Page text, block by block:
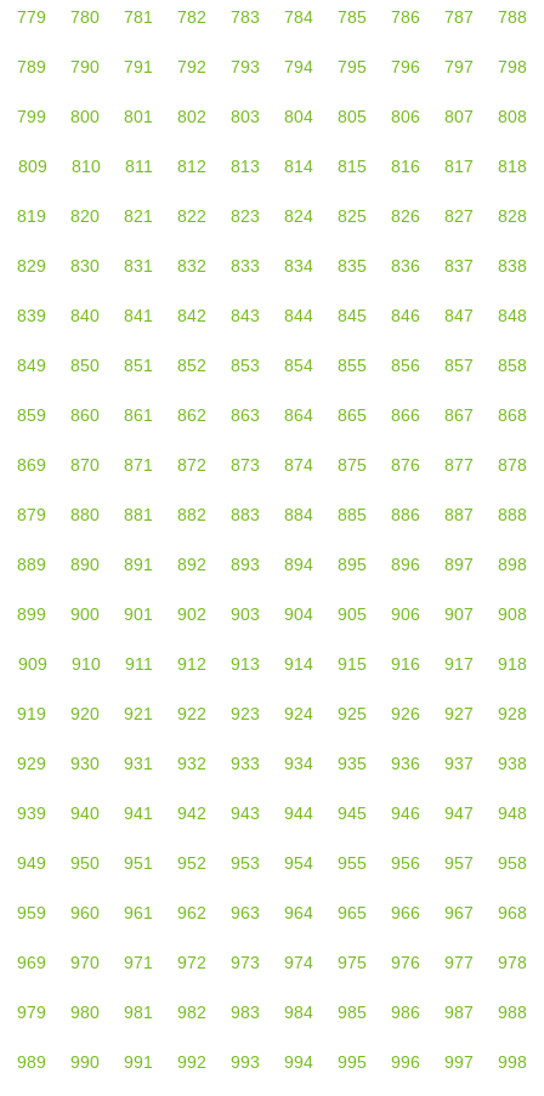
779 780 781 782 783 784 785 786 787 788
789 790 791 792 793 794 795 796 797 798
799 800 801 802 803 804 805 806 807 808
809 810 811 812 813 814 815 816 817 818
819 820 821 822 823 824 825 826 827 828
829 830 831 832 833 834 835 836 837 838
839 840 841 842 843 844 845 846 847 848
849 850 851 852 853 854 855 856 857 858
859 860 861 862 863 864 865 866 867 868
869 870 871 872 873 874 875 876 877 878
879 880 881 882 883 884 885 886 887 888
889 890 891 892 893 894 895 896 897 898
899 900 901 902 903 904 905 906 907 908
909 910 911 912 913 914 915 916 917 918
919 920 921 922 923 924 925 926 927 928
929 930 931 932 933 934 935 936 937 938
939 940 941 942 943 944 945 946 947 948
949 950 951 952 953 954 955 956 957 958
959 960 961 962 963 964 965 966 967 968
969 970 971 972 973 974 975 976 977 978
979 980 981 982 983 984 985 986 987 988
989 990 991 992 993 994 995 996 997 998